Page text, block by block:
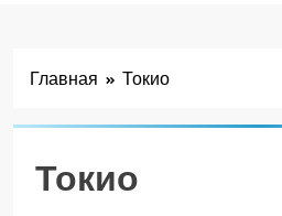
Главная Токио
Токио